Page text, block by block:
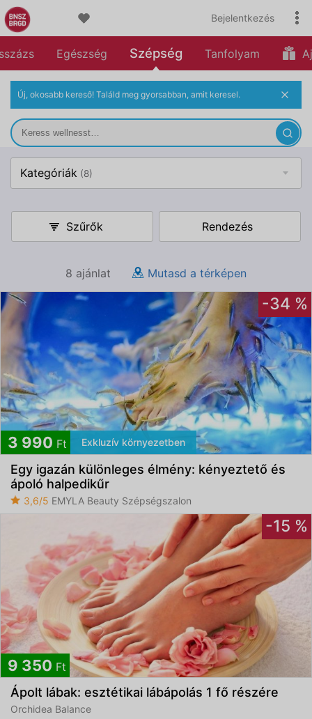
Bejelentkezés
Egészség Szépség Tanfolyam
Új, okosabb kereső! Találd meg gyorsabban, amit keresel.
Kategóriák (8)
Szűrők Rendezés
8 ajánlat Mutasd a térképen
-34 %
3 990 Ft Exkluzív környezetben
Egy igazán különleges élmény: kényeztető és
ápoló halpedikűr
3,6/5 EMYLA Beauty Szépségszalon
-15 %
9 350 Ft
Ápolt lábak: esztétikai lábápolás 1 fő részére
Orchidea Balance